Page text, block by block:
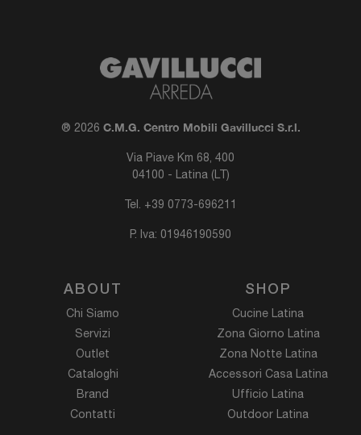
® 2026 C.M.G. Centro Mobili Gavillucci S.r.l.
Via Piave Km 68, 400
04100 - Latina (LT)
Tel. +39 0773-696211
P. Iva: 01946190590
ABOUT
Chi Siamo
Servizi
Outlet
Cataloghi
Brand
Contatti
SHOP
Cucine Latina
Zona Giorno Latina
Zona Notte Latina
Accessori Casa Latina
Ufficio Latina
Outdoor Latina